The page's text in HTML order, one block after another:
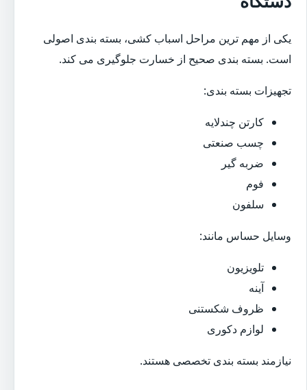
یکی از مهم ترین مراحل اسباب کشی، بسته بندی اصولی
است. بسته بندی صحیح از خسارت جلوگیری می کند.
تجهیزات بسته بندی:
کارتن چندلایه
چسب صنعتی
ضربه گیر
فوم
سلفون
وسایل حساس مانند:
تلویزیون
آینه
ظروف شکستنی
لوازم دکوری
نیازمند بسته بندی تخصصی هستند.